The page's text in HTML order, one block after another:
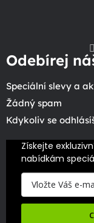
Odebírej
Speciální slevy a
Žádný spam
Kdykoliv se
Získejte
nabídkám